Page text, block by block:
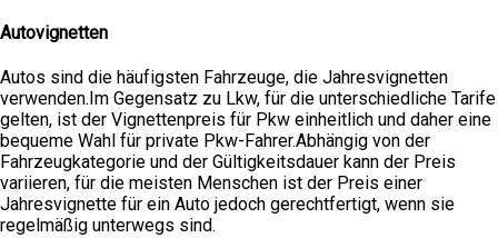
Autovignetten
Autos sind die häufigsten Fahrzeuge, die Jahresvignetten
verwenden.Im Gegensatz zu Lkw, für die unterschiedliche Tarife
gelten, ist der Vignettenpreis für Pkw einheitlich und daher eine
bequeme Wahl für private Pkw-Fahrer.Abhängig von der
Fahrzeugkategorie und der Gültigkeitsdauer kann der Preis
variieren, für die meisten Menschen ist der Preis einer
Jahresvignette für ein Auto jedoch gerechtfertigt, wenn sie
regelmäßig unterwegs sind.